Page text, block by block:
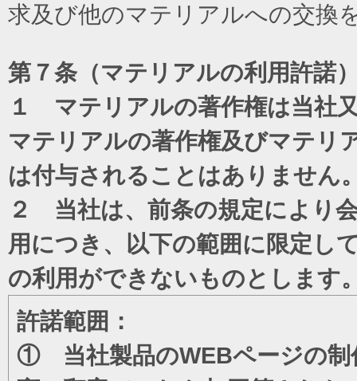
求及び他のマテリアルへの交換
第７条（マテリアルの利用許諾
１ マテリアルの著作権は当社
マテリアルの著作権及びマテリ
は付与されることはありません
２ 当社は、前条の規定により
用につき、以下の範囲に限定し
の利用ができないものとします
許諾範囲：
① 当社製品のWEBページの制